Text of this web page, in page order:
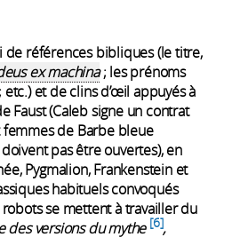
de références bibliques (le titre,
ex machina; les prénoms
et de clins d’œil appuyés à
Faust (Caleb signe un contrat
femmes de Barbe bleue
pas être ouvertes), en
Pygmalion, Frankenstein et
habituels convoqués
se mettent à travailler du
des versions du mythe 6 ,